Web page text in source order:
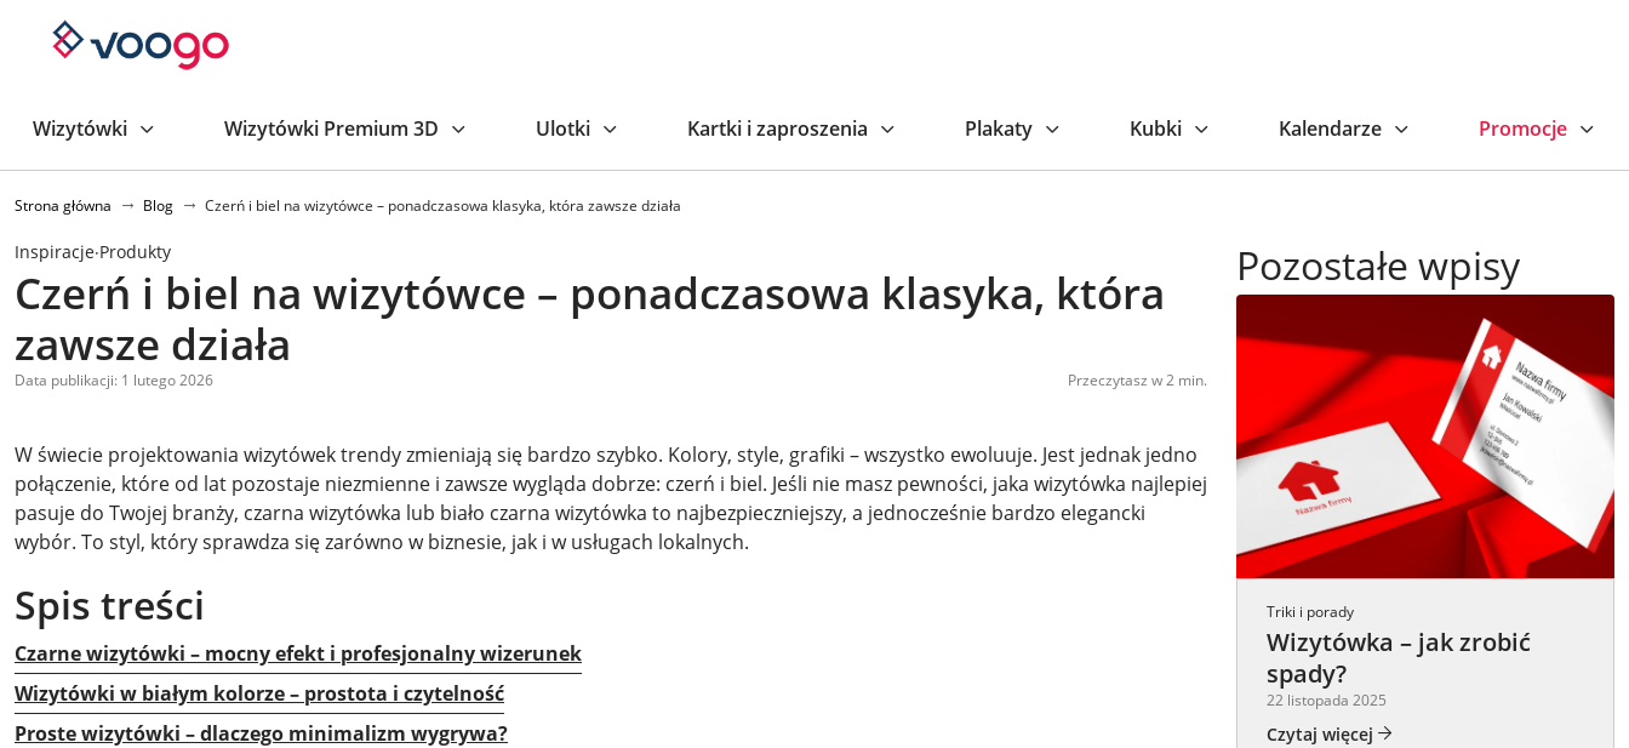
Wizytówki Wizytówki Premium 3D Ulotki Kartki i zaproszenia Plakaty Kubki Kalendarze Promocje
Strona główna Blog Czerń i biel na wizytówce – ponadczasowa klasyka, która zawsze działa
Inspiracje·Produkty
Czerń i biel na wizytówce – ponadczasowa klasyka, która
zawsze działa
Data publikacji: 1 lutego 2026 Przeczytasz w 2 min.
W świecie projektowania wizytówek trendy zmieniają się bardzo szybko. Kolory, style, grafiki – wszystko ewoluuje. Jest jednak jedno
połączenie, które od lat pozostaje niezmienne i zawsze wygląda dobrze: czerń i biel. Jeśli nie masz pewności, jaka wizytówka najlepiej
pasuje do Twojej branży, czarna wizytówka lub biało czarna wizytówka to najbezpieczniejszy, a jednocześnie bardzo elegancki
wybór. To styl, który sprawdza się zarówno w biznesie, jak i w usługach lokalnych.
Spis treści
Czarne wizytówki – mocny efekt i profesjonalny wizerunek
Wizytówki w białym kolorze – prostota i czytelność
Proste wizytówki – dlaczego minimalizm wygrywa?
Pozostałe wpisy
Triki i porady
Wizytówka – jak zrobić
spady?
22 listopada 2025
Czytaj więcej